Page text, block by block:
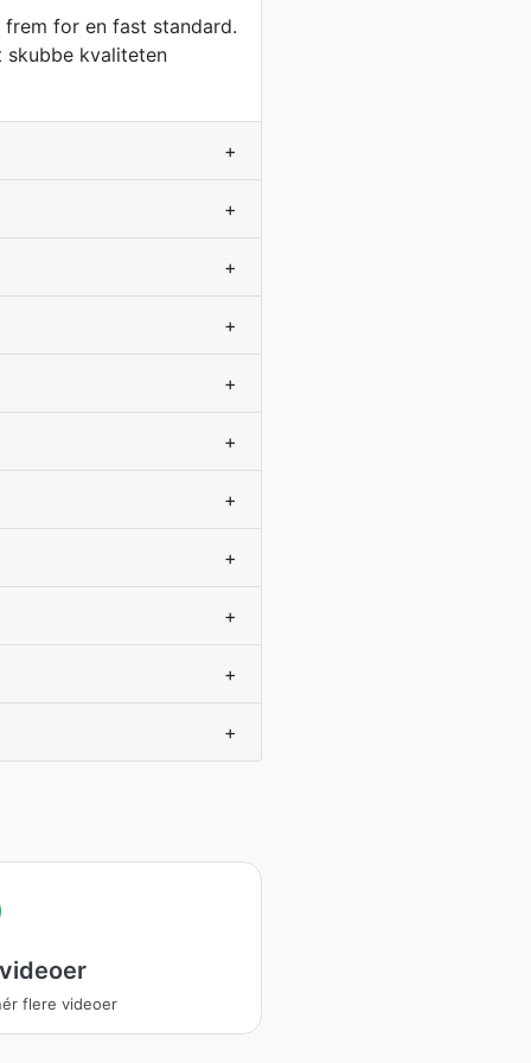
for en fast standard.
skubbe kvaliteten
+
+
+
+
+
+
+
+
+
+
+
flere videoer